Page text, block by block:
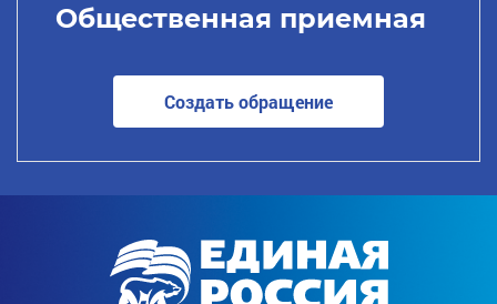
Общественная приемная
Создать обращение